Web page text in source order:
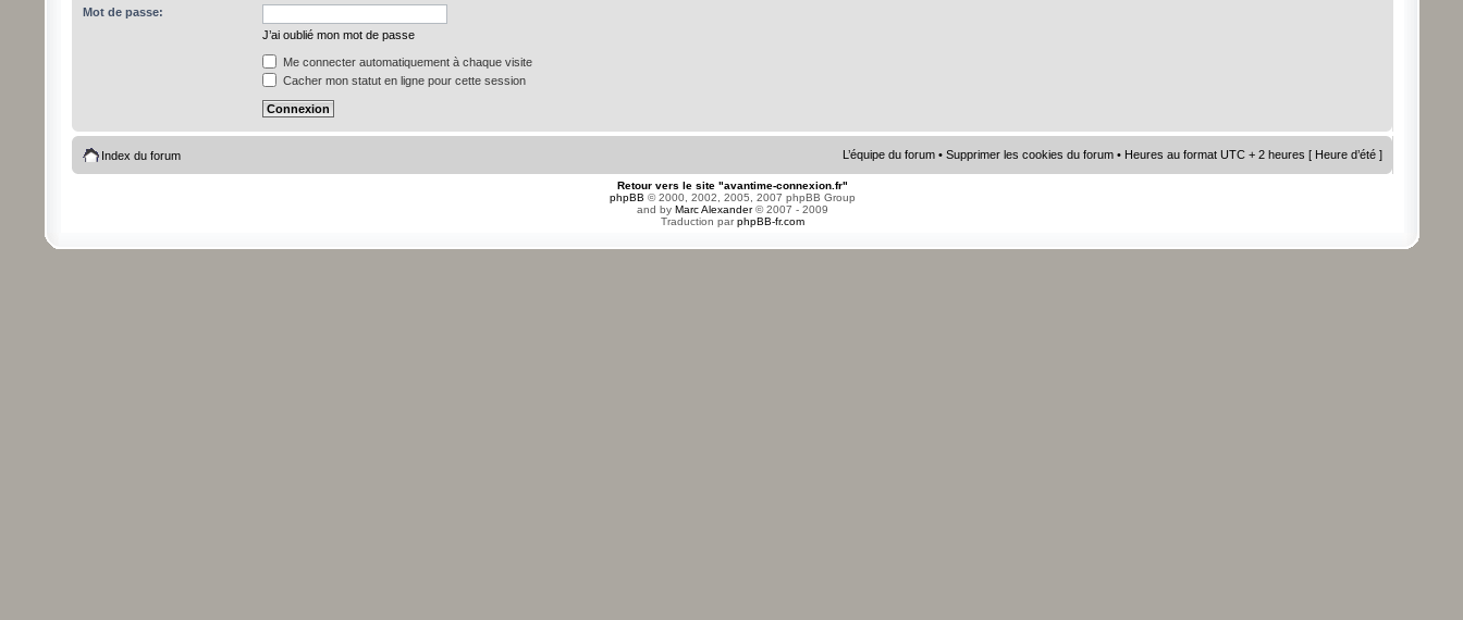
Mot de passe:
J’ai oublié mon mot de passe
Me connecter automatiquement à chaque visite
Cacher mon statut en ligne pour cette session
Index du forum L’équipe du forum •Supprimer les cookies du forum • Heures au format UTC + 2 heures [ Heure d’été ]
Retour vers le site "avantime-connexion.fr"
phpBB © 2000, 2002, 2005, 2007 phpBB Group
and by Marc Alexander© 2007 - 2009
Traduction parphpBB-fr.com